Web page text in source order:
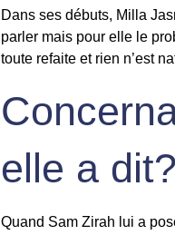
Dans ses débuts, Milla
parler mais pour elle le
toute refaite et rien n’est
elle a dit?
Quand Sam Zirah lui a